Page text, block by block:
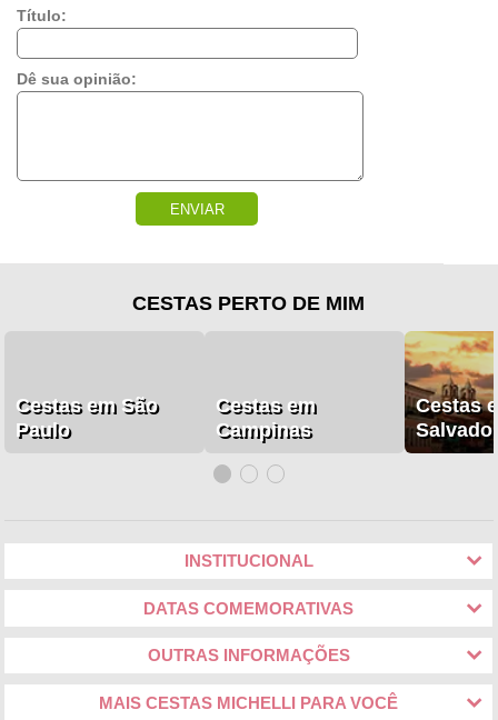
Título:
Dê sua opinião:
ENVIAR
CESTAS PERTO DE MIM
Cestas em São
Paulo
Cestas em
Campinas
Cestas
INSTITUCIONAL
DATAS COMEMORATIVAS
OUTRAS INFORMAÇÕES
MAIS CESTAS MICHELLI PARA VOCÊ